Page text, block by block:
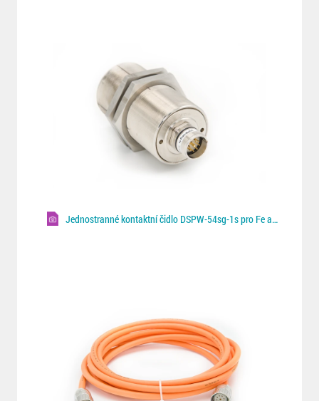
Jednostranné kontaktní čidlo DSPW-54sg-1s pro Fe a NF plechy